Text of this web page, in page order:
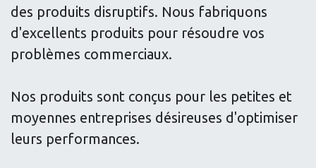
des produits disruptifs. Nous fabriquons
d'excellents produits pour résoudre vos
problèmes commerciaux.
Nos produits sont conçus pour les petites et
moyennes entreprises désireuses d'optimiser
leurs performances.